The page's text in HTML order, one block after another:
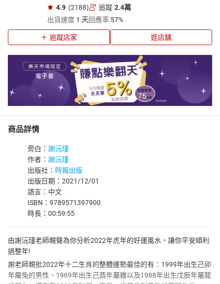
4.9 (2188) 追蹤 2.4萬
出貨速度 1 天回應率57%
追蹤店家 逛店舖
商品詳情
旁白： 謝沅瑾
作者： 謝沅瑾
出版社： 時報出版
出版日期：2021/12/01
語言：中文
ISBN：9789571397900
時長：00:59:55
由謝沅瑾老師親聲為你分析2022年虎年的好運風水，讓你平安順利
過整年!
謝老師親批2022年十二生肖的整體運勢最佳的有：1999年出生己卯
年屬兔的男性、1969年出生己酉年屬雞以及1988年出生戊辰年屬龍